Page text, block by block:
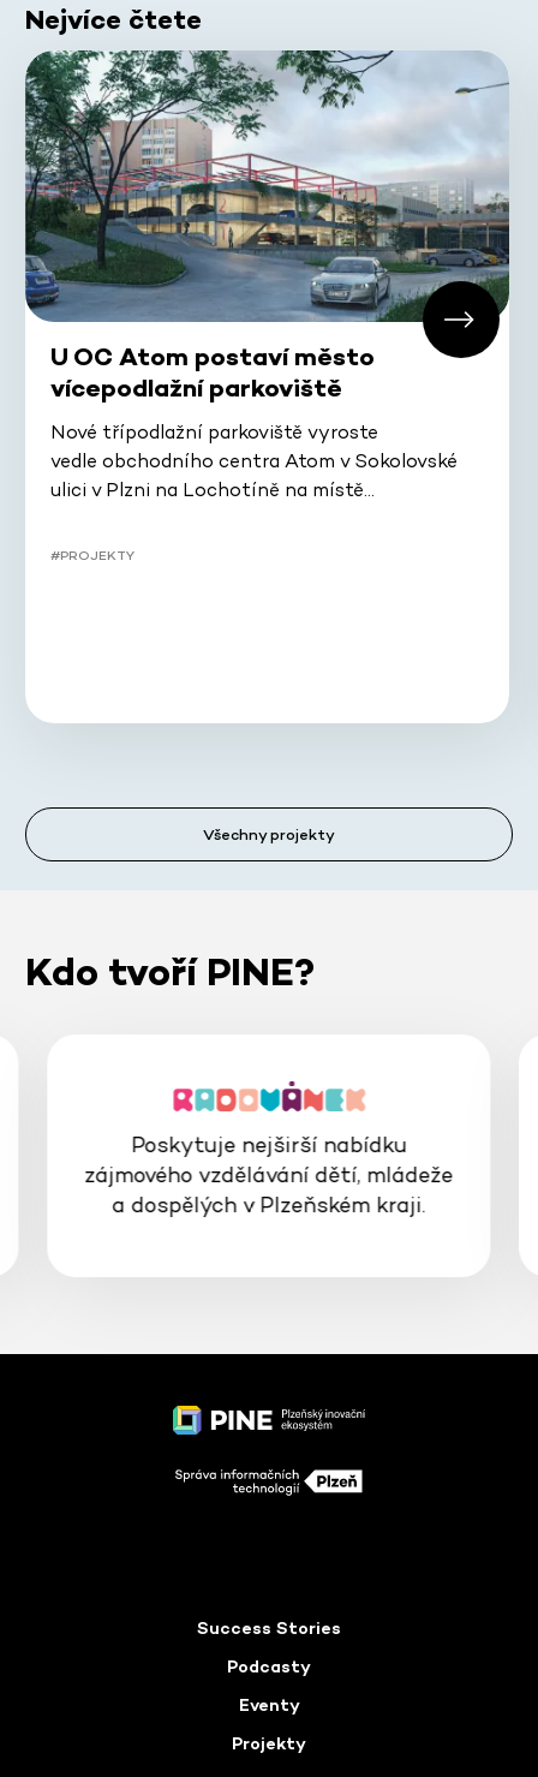
Nejvíce čtete
U OC Atom postaví město
vícepodlažní parkoviště
Nové třípodlažní parkoviště vyroste
vedle obchodního centra Atom v Sokolovské
ulici v Plzni na Lochotíně na místě…
#PROJEKTY
Všechny projekty
Kdo tvoří PINE?
Poskytuje nejširší nabídku
zájmového vzdělávání dětí, mládeže
a dospělých v Plzeňském kraji.
Success Stories
Podcasty
Eventy
Projekty